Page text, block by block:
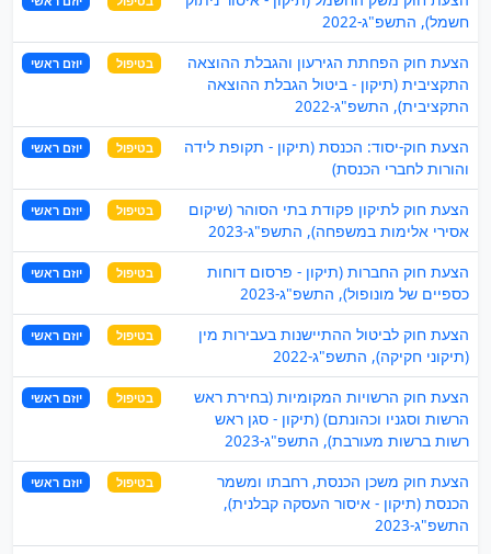
חשמל), התשפ"ג-2022
הצעת חוק הפחתת הגירעון והגבלת ההוצאה
התקציבית (תיקון - ביטול הגבלת ההוצאה
התקציבית), התשפ"ג-2022
בטיפול יוזם ראשי
הצעת חוק-יסוד: הכנסת (תיקון - תקופת לידה
והורות לחברי הכנסת)
בטיפול יוזם ראשי
הצעת חוק לתיקון פקודת בתי הסוהר (שיקום
אסירי אלימות במשפחה), התשפ"ג-2023
בטיפול יוזם ראשי
הצעת חוק החברות (תיקון - פרסום דוחות
כספיים של מונופול), התשפ"ג-2023
בטיפול יוזם ראשי
הצעת חוק לביטול ההתיישנות בעבירות מין
(תיקוני חקיקה), התשפ"ג-2022
בטיפול יוזם ראשי
הצעת חוק הרשויות המקומיות (בחירת ראש
הרשות וסגניו וכהונתם) (תיקון - סגן ראש
רשות ברשות מעורבת), התשפ"ג-2023
בטיפול יוזם ראשי
הצעת חוק משכן הכנסת, רחבתו ומשמר
הכנסת (תיקון - איסור העסקה קבלנית),
התשפ"ג-2023
בטיפול יוזם ראשי